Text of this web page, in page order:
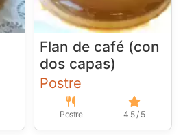
Flan de café (con
dos capas)
Postre
Postre 4.5 / 5